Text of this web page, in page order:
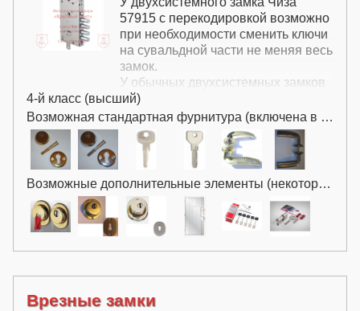
57915 с перекодировкой возможно
при необходимости сменить ключи
на сувальдной части не меняя весь
замок.
У обычных двухсистемных замков
при необходимости замены ключей
необходимо менять весь замок.
4-й класс (высший)
Возможная стандартная фурнитура (включена в цену):
Возможные дополнительные элементы (некоторые за дополнительную плату):
Врезные замки